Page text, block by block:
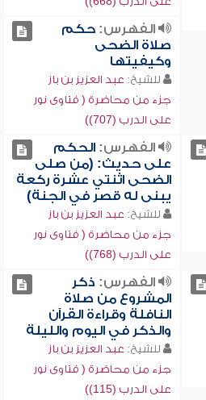
الفهرس:حكم
صلاة الضحى
وكيفيتها
للشيخ: عبد العزيز بن باز
جزء من محاضرة ( فتاوى نور
على الدرب (707))
الفهرس:الحكم
على حديث: (من صلى
الضحى اثنتي عشرة ركعة
يبنى له قصر في الجنة)
للشيخ: عبد العزيز بن باز
جزء من محاضرة ( فتاوى نور
على الدرب (768))
الفهرس: ذكر
المشروع من صلاة
النافلة وقراءة القرآن
والذكر في اليوم والليلة
للشيخ: عبد العزيز بن باز
جزء من محاضرة ( فتاوى نور
على الدرب (115))